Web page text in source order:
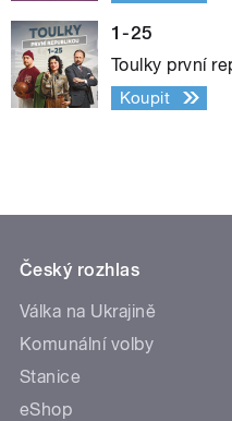
1-25
Toulky první
Koupit
Český rozhlas
Válka na Ukrajině
Komunální volby
Stanice
eShop